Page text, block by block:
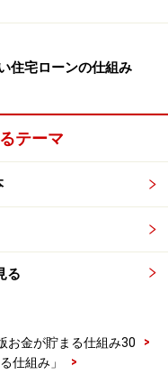
た時点ですべての保
、全期前納は保険会
期日に合わせて支払
メリット、デメリッ
タイプの保険以外で
め（予定利率1.5％の
と考えて利用する人
住宅ローンの仕組み
テーマ
る
お金が貯まる仕組み30
>
仕組み」
>